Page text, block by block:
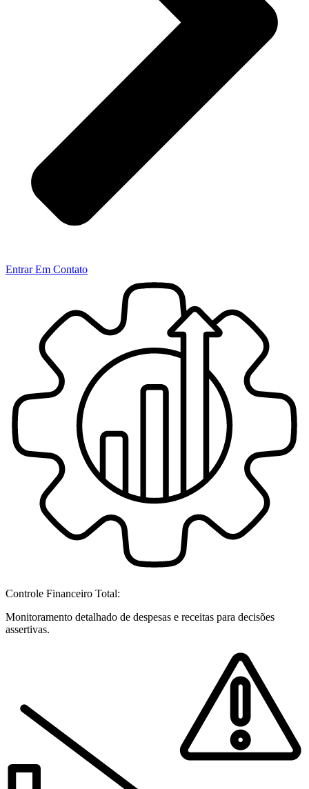
Entrar Em Contato
Controle Financeiro Total:
Monitoramento detalhado de despesas e receitas para decisões
assertivas.